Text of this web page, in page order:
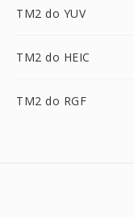
TM2 do YUV
TM2 do HEIC
TM2 do RGF